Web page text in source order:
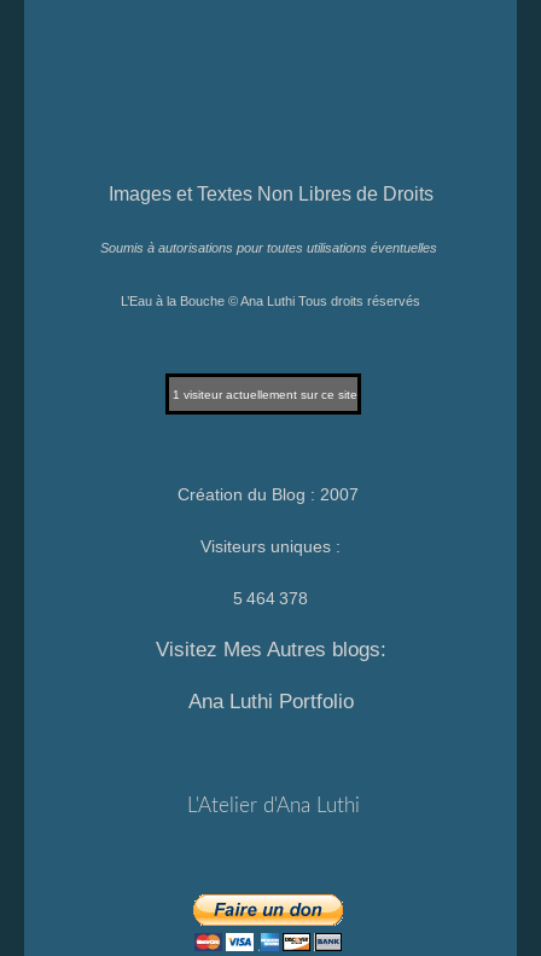
Images et Textes Non Libres de Droits
Soumis à autorisations pour toutes utilisations éventuelles
L’Eau à la Bouche © Ana Luthi Tous droits réservés
1 visiteur actuellement sur ce site
Création du Blog : 2007
Visiteurs uniques :
5 464 378
Visitez Mes Autres blogs:
Ana Luthi Portfolio
L'Atelier d'Ana Luthi